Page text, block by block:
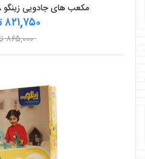
مکعب های جادویی زینگو ۸۸ قطعه ۸ در ۱ زینگو
۸۲۱,۷۵۰ تومان
۸۶۵,۰۰۰ تومان